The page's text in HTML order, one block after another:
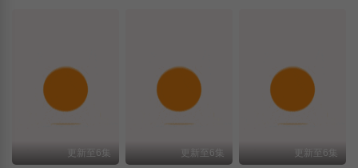
更新至6集 更新至6集 更新至6集